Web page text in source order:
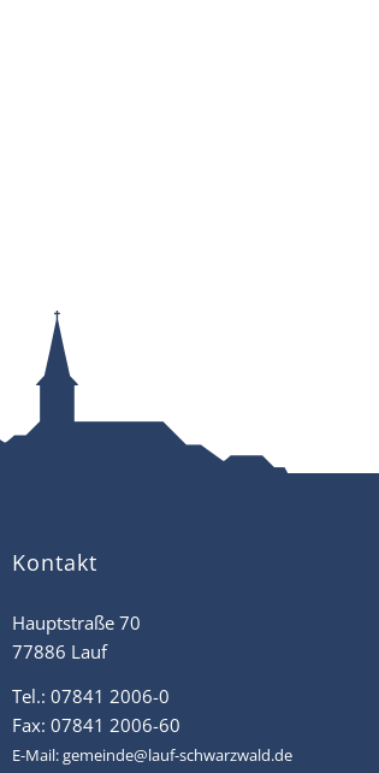
Kontakt
Hauptstraße 70
77886 Lauf
Tel.: 07841 2006-0
Fax: 07841 2006-60
E-Mail:gemeinde@lauf-schwarzwald.de